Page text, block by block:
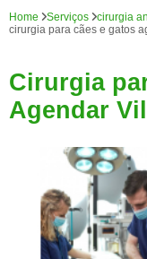
Home Serviços cirurgia
cirurgia para cães e gatos
Cirurgia
Agendar